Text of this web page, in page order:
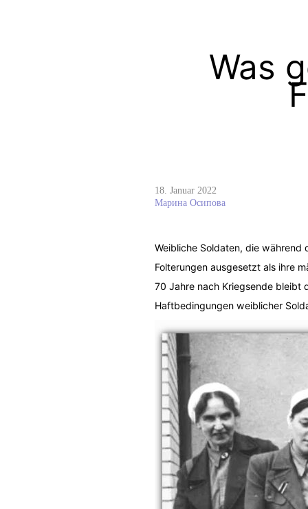
Was
18. Januar 2022
Марина Осипова
Weibliche Soldaten, die
Folterungen ausgesetzt als ihre
70 Jahre nach Kriegsende bleibt
Haftbedingungen weiblicher